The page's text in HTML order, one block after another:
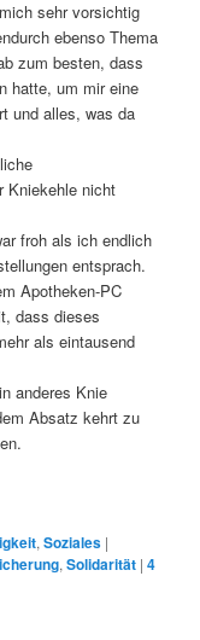
sehr vorsichtig
ebenso Thema
zum besten, dass
hatte, um mir eine
und alles, was da
Kniekehle nicht
froh als ich endlich
entsprach.
Apotheken-PC
dass dieses
als eintausend
anderes Knie
Absatz kehrt zu
,Soziales |
,Solidarität |4